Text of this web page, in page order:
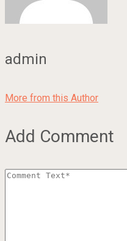
admin
More from this Author
Add Comment